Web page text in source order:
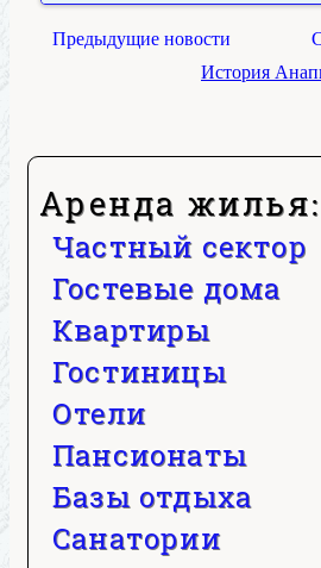
Аренда жилья:
Частный сектор
Гостевые дома
Квартиры
Гостиницы
Отели
Пансионаты
Базы отдыха
Санатории
Предыдущие новости
История